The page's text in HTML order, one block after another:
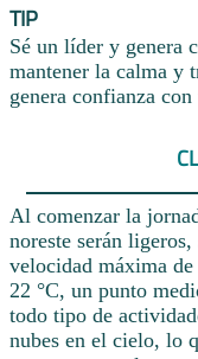
TIP
Sé un líder y genera
mantener la calma y
genera confianza
Al comenzar la
noreste serán
velocidad máxima
22 °C, un punto
todo tipo de
nubes en el cielo, lo